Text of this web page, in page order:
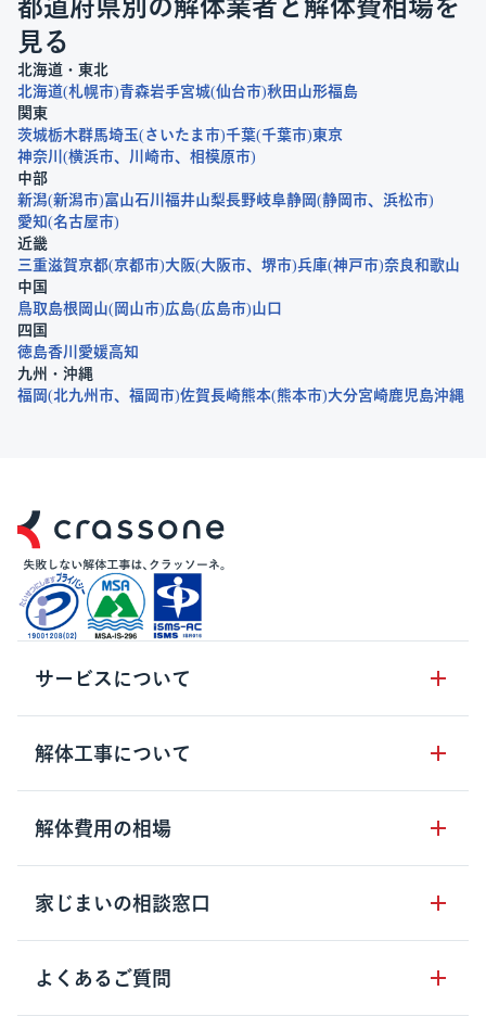
都道府県別の解体業者と解体費相場を
見る
北海道・東北
北海道 札幌市 青森岩手宮城 仙台市 秋田 山形福島
関東
茨城栃木群馬埼玉 さいたま市 千葉 千葉市 東京
神奈川
横浜市 川崎市
相模原市
中部
新潟 新潟市 富山石川 福井山梨長野岐阜静岡 静岡市
浜松市
愛知 名古屋市
近畿
三重滋賀京都 京都市 大阪 大阪市 堺市 兵庫 神戸市 奈良和歌山
中国
鳥取 島根 岡山 岡山市 広島 広島市 山口
四国
徳島香川 愛媛高知
九州・沖縄
福岡 北九州市 福岡市 佐賀長崎熊本 熊本市 大分宮崎鹿児島沖縄
サービスについて
サービスの流れ
サービスのメリット
クラッソーネの自治体連携
解体工事について
解体工事の基礎知識
解体工事に関わる法律
用語集
解体費用の相場
木造住宅の相場
鉄骨造住宅の相場
RC造住宅の相場
家じまいの相談窓口
家じまいの相談窓口
よくあるご質問